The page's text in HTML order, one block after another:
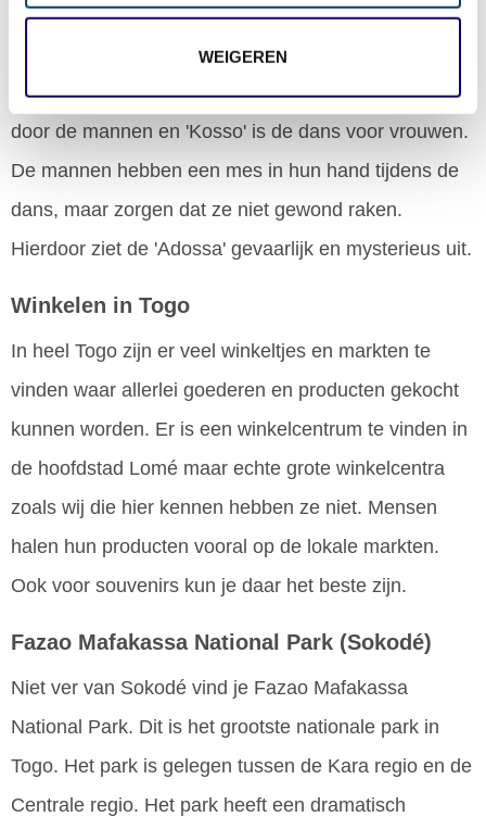
WEIGEREN
De hoogtepunten van dit festival zijn de traditionele
dansen die opgevoerd worden. De 'Adossa' is de
welbekende messendans die alleen gedanst wordt
door de mannen en 'Kosso' is de dans voor vrouwen.
De mannen hebben een mes in hun hand tijdens de
dans, maar zorgen dat ze niet gewond raken.
Hierdoor ziet de 'Adossa' gevaarlijk en mysterieus uit.
Winkelen in Togo
In heel Togo zijn er veel winkeltjes en markten te
vinden waar allerlei goederen en producten gekocht
kunnen worden. Er is een winkelcentrum te vinden in
de hoofdstad Lomé maar echte grote winkelcentra
zoals wij die hier kennen hebben ze niet. Mensen
halen hun producten vooral op de lokale markten.
Ook voor souvenirs kun je daar het beste zijn.
Fazao Mafakassa National Park (Sokodé)
Niet ver van Sokodé vind je Fazao Mafakassa
National Park. Dit is het grootste nationale park in
Togo. Het park is gelegen tussen de Kara regio en de
Centrale regio. Het park heeft een dramatisch